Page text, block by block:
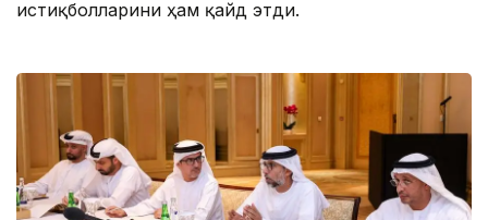
истиқболларини ҳам қайд этди.